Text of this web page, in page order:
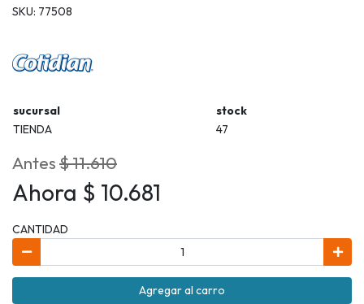
SKU: 77508
sucursal
stock
TIENDA
47
Antes$ 11.610
Ahora $ 10.681
CANTIDAD
Agregar al carro